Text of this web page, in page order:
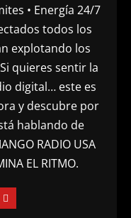
• Energía 24/7
todos los
explotando los
quieres sentir la
digital… este es
y descubre por
hablando de
RADIO USA
EL RITMO.